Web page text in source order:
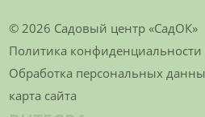
© 2026 Садовый центр «СадОК»
Политика конфиденциальности
Обработка персональных
карта сайта